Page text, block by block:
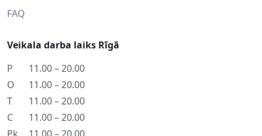
FAQ
Veikala darba laiks Rīgā
P
11.00 – 20.00
O
11.00 – 20.00
T
11.00 – 20.00
C
11.00 – 20.00